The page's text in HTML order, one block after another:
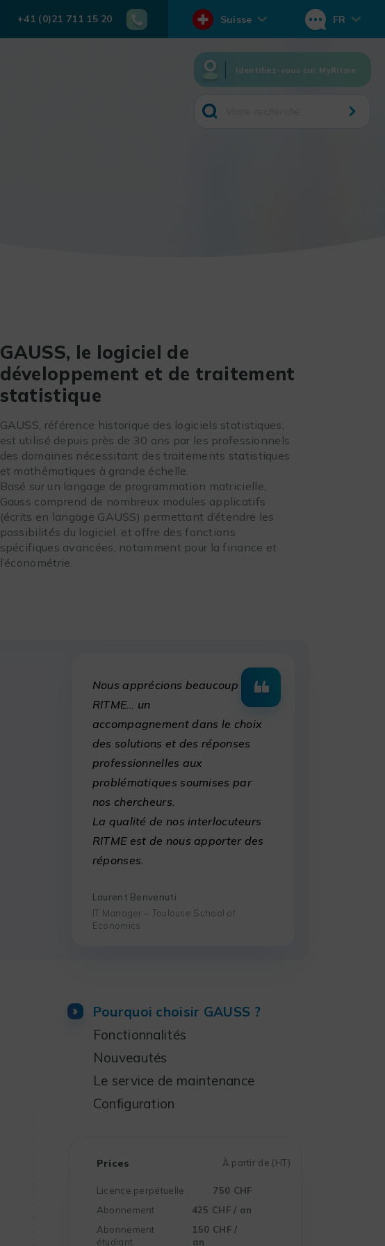
+41 (0)21 711 15 20 Suisse FR
Identifiez-vous sur MyRitme
GAUSS, le logiciel de
développement et de traitement
statistique
GAUSS, référence historique des logiciels statistiques,
est utilisé depuis près de 30 ans par les professionnels
des domaines nécessitant des traitements statistiques
et mathématiques à grande échelle.
Basé sur un langage de programmation matricielle,
Gauss comprend de nombreux modules applicatifs
(écrits en langage GAUSS) permettant d’étendre les
possibilités du logiciel, et offre des fonctions
spécifiques avancées, notamment pour la finance et
l’économétrie.
Nous apprécions beaucoup
RITME… un
accompagnement dans le choix
des solutions et des réponses
professionnelles aux
problématiques soumises par
nos chercheurs.
La qualité de nos interlocuteurs
RITME est de nous apporter des
réponses.
Laurent Benvenuti
IT Manager – Toulouse School of
Economics
Pourquoi choisir GAUSS ?
Fonctionnalités
Nouveautés
Le service de maintenance
Configuration
À partir de (HT)
Prices
Licence perpétuelle
750 CHF
Abonnement
425 CHF / an
Abonnement
étudiant
150 CHF /
an